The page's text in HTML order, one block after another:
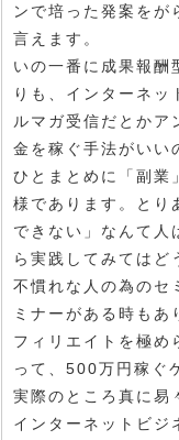
ンで培った発案をが
言えます。
いの一番に成果報酬
りも、インターネッ
ルマガ受信だとかア
金を稼ぐ手法がいい
ひとまとめに「副業
様であります。とり
できない」なんて人
ら実践してみてはど
不慣れな人の為のセ
ミナーがある時もあ
フィリエイトを極め
って、500万円稼ぐ
実際のところ真に易
インターネットビジ